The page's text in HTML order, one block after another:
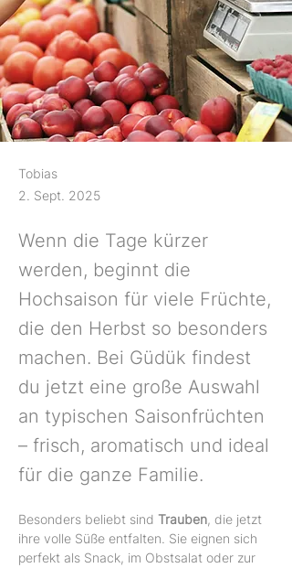
Tobias
2. Sept. 2025
Wenn die Tage kürzer
werden, beginnt die
Hochsaison für viele Früchte,
die den Herbst so besonders
machen. Bei Güdük findest
du jetzt eine große Auswahl
an typischen Saisonfrüchten
– frisch, aromatisch und ideal
für die ganze Familie.
Besonders beliebt sind Trauben, die jetzt
ihre volle Süße entfalten. Sie eignen sich
perfekt als Snack, im Obstsalat oder zur